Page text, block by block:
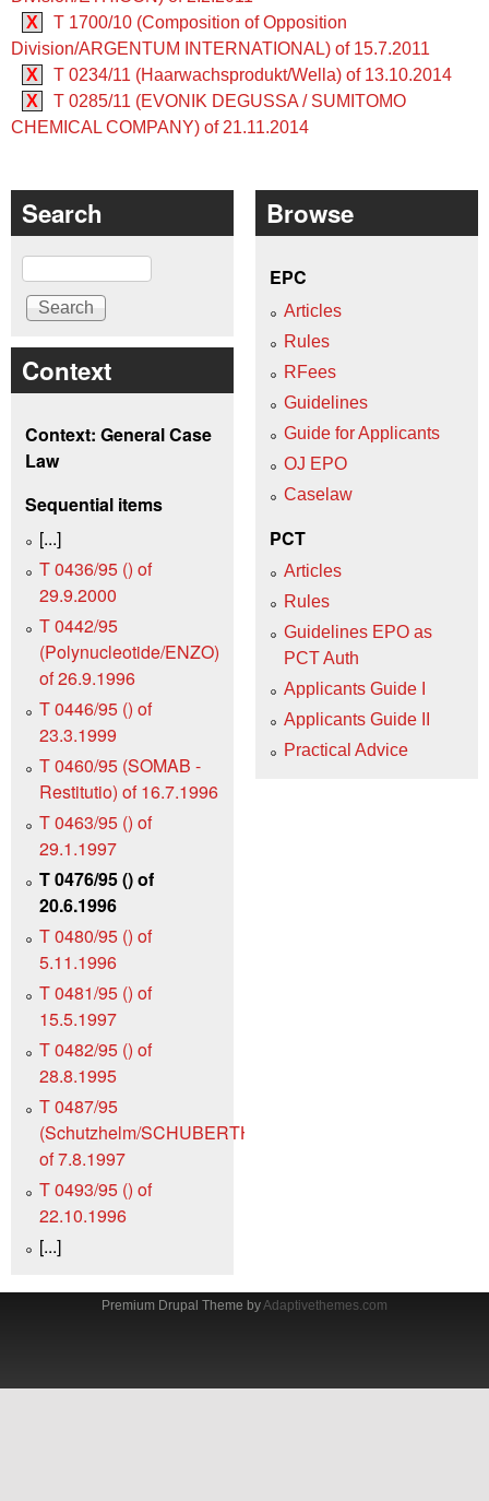
X
T 1700/10 (Composition of Opposition
Division/ARGENTUM INTERNATIONAL) of 15.7.2011
X
T 0234/11 (Haarwachsprodukt/Wella) of 13.10.2014
X
T 0285/11 (EVONIK DEGUSSA / SUMITOMO
CHEMICAL COMPANY) of 21.11.2014
Search
Search
Context
Context: General Case
Law
Sequential items
[...]
T 0436/95 () of
29.9.2000
T 0442/95
(Polynucleotide/ENZO)
of 26.9.1996
T 0446/95 () of
23.3.1999
T 0460/95 (SOMAB -
Restitutio) of 16.7.1996
T 0463/95 () of
29.1.1997
T 0476/95 () of
20.6.1996
T 0480/95 () of
5.11.1996
T 0481/95 () of
15.5.1997
T 0482/95 () of
28.8.1995
T 0487/95
(Schutzhelm/SCHUBERTH)
of 7.8.1997
T 0493/95 () of
22.10.1996
[...]
Browse
EPC
Articles
Rules
RFees
Guidelines
Guide for Applicants
OJ EPO
Caselaw
PCT
Articles
Rules
Guidelines EPO as
PCT Auth
Applicants Guide I
Applicants Guide II
Practical Advice
Premium Drupal Theme byAdaptivethemes.com